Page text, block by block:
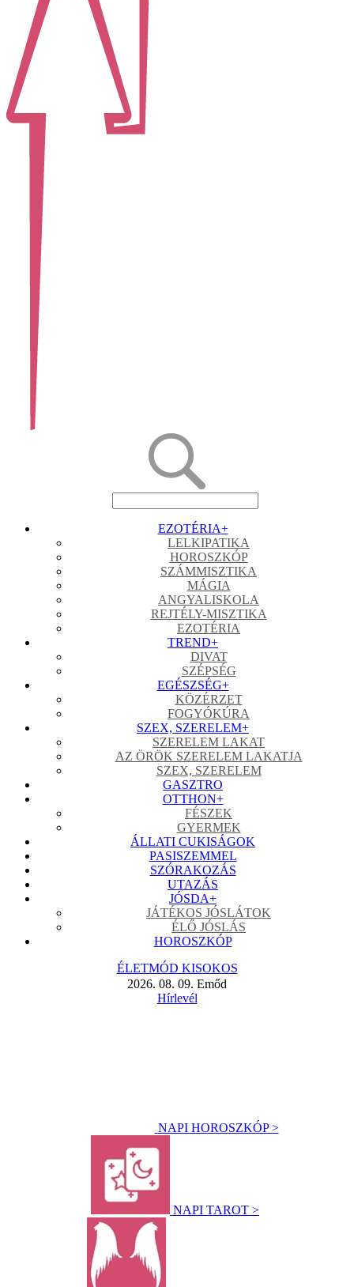
EZOTÉRIA+
LELKIPATIKA
HOROSZKÓP
SZÁMMISZTIKA
MÁGIA
ANGYALISKOLA
REJTÉLY-MISZTIKA
EZOTÉRIA
TREND+
DIVAT
SZÉPSÉG
EGÉSZSÉG+
KÖZÉRZET
FOGYÓKÚRA
SZEX, SZERELEM+
SZERELEM LAKAT
AZ ÖRÖK SZERELEM LAKATJA
SZEX, SZERELEM
GASZTRO
OTTHON+
FÉSZEK
GYERMEK
ÁLLATI CUKISÁGOK
PASISZEMMEL
SZÓRAKOZÁS
UTAZÁS
JÓSDA+
JÁTÉKOS JÓSLÁTOK
ÉLŐ JÓSLÁS
HOROSZKÓP
ÉLETMÓD KISOKOS
2026. 08. 09. Emőd
Hírlevél
NAPI HOROSZKÓP >
NAPI TAROT >